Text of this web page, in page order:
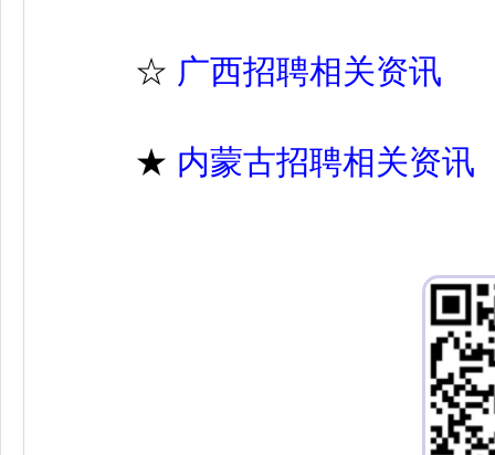
☆ 广西招聘相关资讯
★ 内蒙古招聘相关资讯